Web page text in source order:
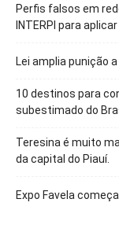
Perfis falsos em
INTERPI para
Lei amplia punição
10 destinos para
subestimado do
Teresina é muito
da capital do Piauí.
Expo Favela